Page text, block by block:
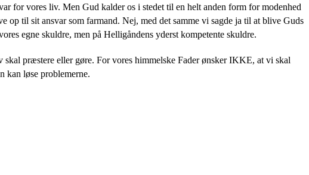
for vores liv. Men Gud kalder os i stedet til en helt anden form for modenhed
til sit ansvar som farmand. Nej, med det samme vi sagde ja til at blive Guds
egne skuldre, men på Helligåndens yderst kompetente skuldre.
præstere eller gøre. For vores himmelske Fader ønsker IKKE, at vi skal
kan løse problemerne.